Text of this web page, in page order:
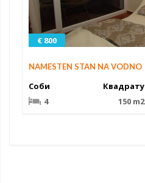
€ 800
NAMESTEN STAN NA VODNO
Соби
4
150 m2